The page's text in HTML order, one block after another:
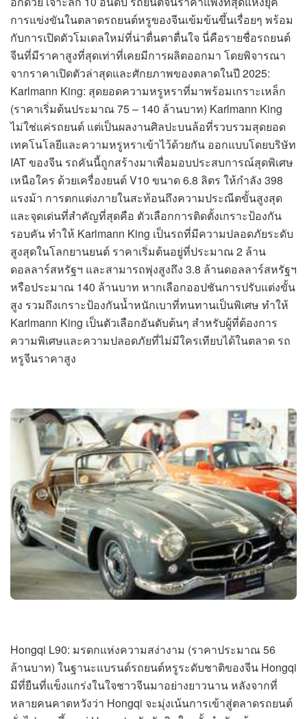
การแข่งขันในตลาดรถยนต์หรูของจีนเข้มข้นขึ้นเรื่อยๆ พร้อม
กับการเปิดตัวโมเดลใหม่ที่น่าตื่นตาตื่นใจ นี่คือรายชื่อรถยนต์
จีนที่มีราคาสูงที่สุดเท่าที่เคยมีการผลิตออกมา โดยพิจารณา
จากราคาเปิดตัวล่าสุดและศักยภาพของตลาดในปี 2025:
Karlmann King: สุดยอดความหรูหราที่มาพร้อมเกราะเหล็ก
(ราคาเริ่มต้นประมาณ 75 – 140 ล้านบาท) Karlmann King
ไม่ใช่แค่รถยนต์ แต่เป็นผลงานศิลปะบนล้อที่รวบรวมสุดยอด
เทคโนโลยีและความหรูหราเข้าไว้ด้วยกัน ออกแบบโดยบริษัท
IAT ของจีน รถคันนี้ถูกสร้างมาเพื่อมอบประสบการณ์สุดพิเศษ
เหนือใคร ด้วยเครื่องยนต์ V10 ขนาด 6.8 ลิตร ให้กำลัง 398
แรงม้า การตกแต่งภายในสะท้อนถึงความประณีตขั้นสูงสุด
และจุดเด่นที่สำคัญที่สุดคือ ตัวเลือกการติดตั้งเกราะป้องกัน
รอบคัน ทำให้ Karlmann King เป็นรถที่มีความปลอดภัยระดับ
สูงสุดในโลกยานยนต์ ราคาเริ่มต้นอยู่ที่ประมาณ 2 ล้าน
ดอลลาร์สหรัฐฯ และสามารถพุ่งสูงถึง 3.8 ล้านดอลลาร์สหรัฐฯ
หรือประมาณ 140 ล้านบาท หากเลือกออปชันการปรับแต่งขั้น
สูง รวมถึงเกราะป้องกันน้ำหนักเบาที่ทนทานเป็นพิเศษ ทำให้
Karlmann King เป็นตัวเลือกอันดับต้นๆ สำหรับผู้ที่ต้องการ
ความพิเศษและความปลอดภัยที่ไม่มีใครเทียบได้ในตลาด รถ
หรูจีนราคาสูง
Hongqi L90: มรดกแห่งความสง่างาม (ราคาประมาณ 56
ล้านบาท) ในฐานะแบรนด์รถยนต์หรูระดับชาติของจีน Hongqi
มีที่ยืนที่แข็งแกร่งในใจชาวจีนมาอย่างยาวนาน หลังจากที่
หลายคนคาดหวังว่า Hongqi จะมุ่งเน้นการเข้าสู่ตลาดรถยนต์